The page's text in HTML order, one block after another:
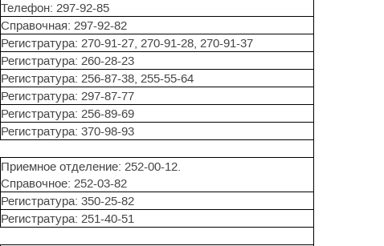
Телефон: 297-92-85
Справочная: 297-92-82
Регистратура: 270-91-27, 270-91-28, 270-91-37
Регистратура: 260-28-23
Регистратура: 256-87-38, 255-55-64
Регистратура: 297-87-77
Регистратура: 256-89-69
Регистратура: 370-98-93
Приемное отделение: 252-00-12.
Справочное: 252-03-82
Регистратура: 350-25-82
Регистратура: 251-40-51